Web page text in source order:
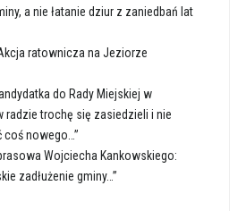
a nie łatanie dziur z zaniedbań lat
ratownicza na Jeziorze
do Rady Miejskiej w
radzie trochę się zasiedzieli i nie
coś nowego…”
Wojciecha Kankowskiego:
zadłużenie gminy…”